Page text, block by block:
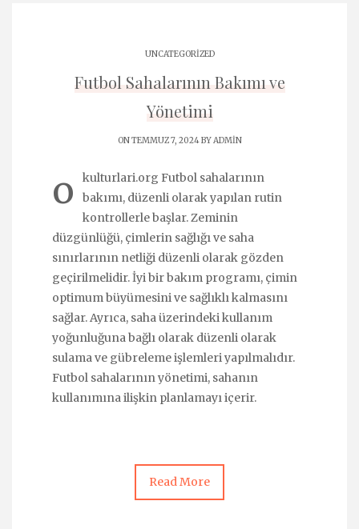
UNCATEGORIZED
Futbol Sahalarının Bakımı ve
Yönetimi
ON TEMMUZ 7, 2024 BYADMIN
o
kulturlari.org Futbol sahalarının
bakımı, düzenli olarak yapılan rutin
kontrollerle başlar. Zeminin
düzgünlüğü, çimlerin sağlığı ve saha
sınırlarının netliği düzenli olarak gözden
geçirilmelidir. İyi bir bakım programı, çimin
optimum büyümesini ve sağlıklı kalmasını
sağlar. Ayrıca, saha üzerindeki kullanım
yoğunluğuna bağlı olarak düzenli olarak
sulama ve gübreleme işlemleri yapılmalıdır.
Futbol sahalarının yönetimi, sahanın
kullanımına ilişkin planlamayı içerir.
Read More